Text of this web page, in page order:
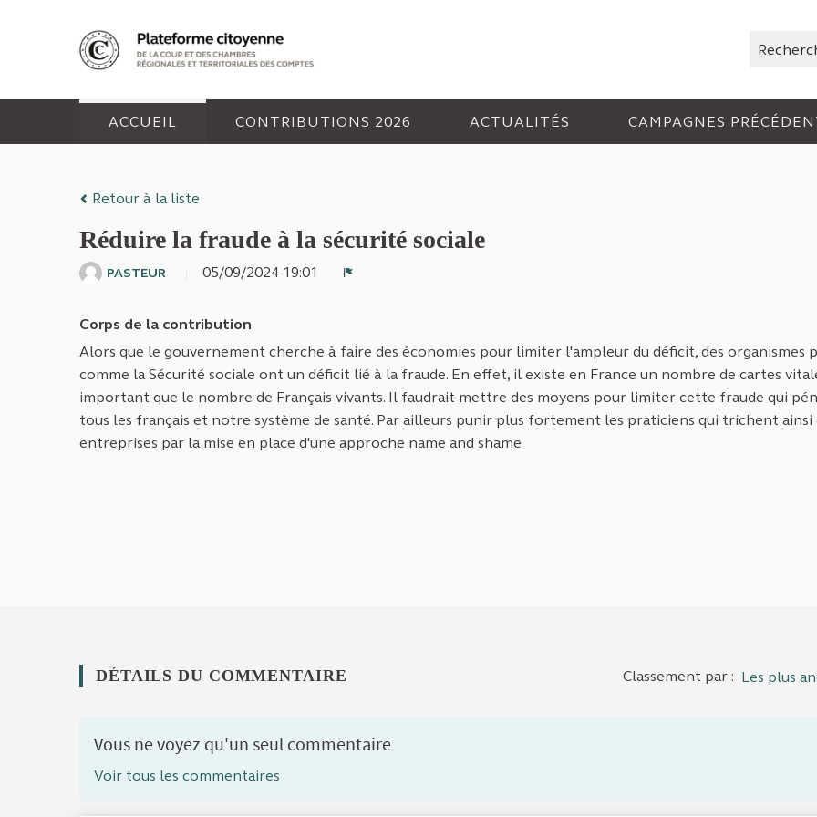
Rechercher
ACCUEIL CONTRIBUTIONS 2026 ACTUALITÉS CAMPAGNES
Retour à la liste
Réduire la fraude à la sécurité sociale
PASTEUR
05/09/2024 19:01
Corps de la contribution
Alors que le gouvernement cherche à faire des économies pour limiter l'ampleur du déficit, des organismes
comme la Sécurité sociale ont un déficit lié à la fraude. En effet, il existe en France un nombre de cartes
important que le nombre de Français vivants. Il faudrait mettre des moyens pour limiter cette fraude qui
tous les français et notre système de santé. Par ailleurs punir plus fortement les praticiens qui trichent ainsi
entreprises par la mise en place d'une approche name and shame
DÉTAILS DU COMMENTAIRE Classement par : Les plus
Vous ne voyez qu'un seul commentaire
Voir tous les commentaires